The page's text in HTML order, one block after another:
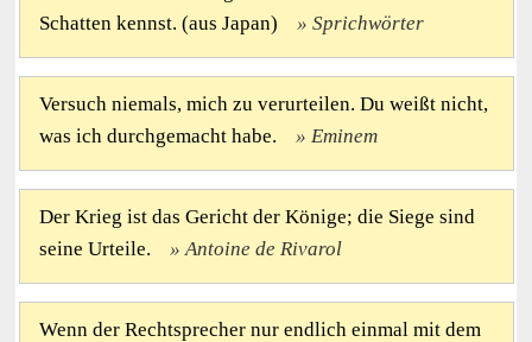
Schatten kennst. (aus Japan)
Sprichwörter
Versuch niemals, mich zu verurteilen. Du weißt nicht,
was ich durchgemacht habe.
Eminem
Der Krieg ist das Gericht der Könige; die Siege sind
seine Urteile.
Antoine de Rivarol
Wenn der Rechtsprecher nur endlich einmal mit dem